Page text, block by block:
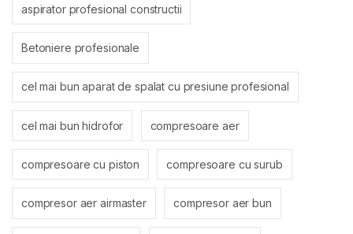
aspirator profesional constructii
Betoniere profesionale
cel mai bun aparat de spalat cu presiune profesional
cel mai bun hidrofor compresoare aer
compresoare cu piston compresoare cu surub
compresor aer airmaster compresor aer bun